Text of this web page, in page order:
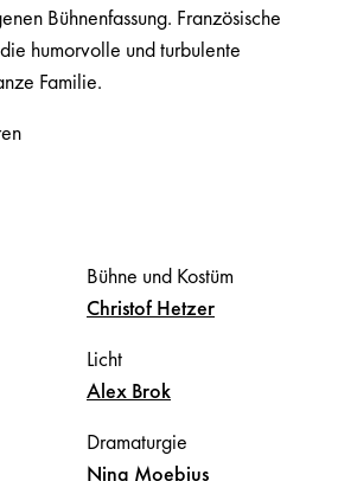
Bühnenfassung. Französische
humorvolle und turbulente
Familie.
Bühne und Kostüm
Christof Hetzer
Licht
Alex Brok
Dramaturgie
Nina Moebius